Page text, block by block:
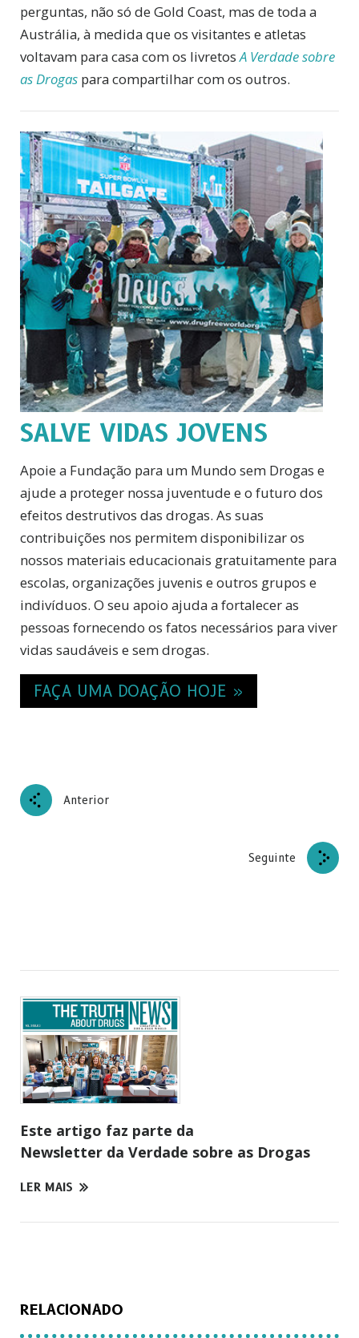
perguntas, não só de Gold Coast, mas de toda a
Austrália, à medida que os visitantes e atletas
voltavam para casa com os livretosA Verdade sobre
as Drogas para compartilhar com os outros.
SALVE VIDAS JOVENS
Apoie a Fundação para um Mundo sem Drogas e
ajude a proteger nossa juventude e o futuro dos
efeitos destrutivos das drogas. As suas
contribuições nos permitem disponibilizar os
nossos materiais educacionais gratuitamente para
escolas, organizações juvenis e outros grupos e
indivíduos. O seu apoio ajuda a fortalecer as
pessoas fornecendo os fatos necessários para viver
vidas saudáveis e sem drogas.
FAÇA UMA DOAÇÃO HOJE »
Anterior
Seguinte
Este artigo faz parte da
Newsletter da Verdade sobre as Drogas
LER MAIS
RELACIONADO